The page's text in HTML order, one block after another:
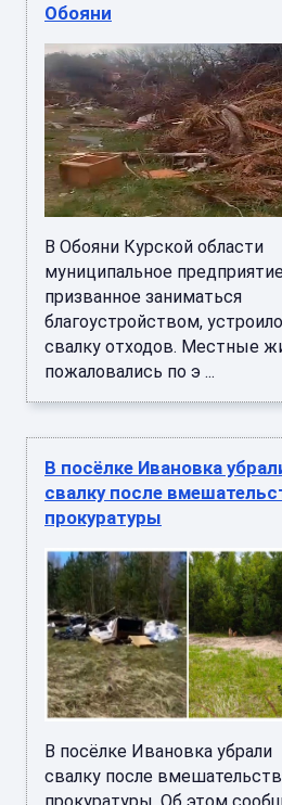
Обояни
В Обояни Курской области
муниципальное
призванное заниматься
благоустройством, устроило
свалку отходов. Местные
пожаловались по э ...
В посёлке Ивановка
свалку после
прокуратуры
В посёлке Ивановка убрали
свалку после